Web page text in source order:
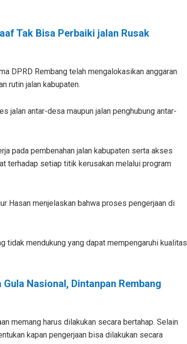
Tak Bisa Perbaiki jalan Rusak
DPRD Rembang telah mengalokasikan anggaran
rutin jalan kabupaten.
jalan antar-desa maupun jalan penghubung antar-
pada pembenahan jalan kabupaten serta akses
terhadap setiap titik kerusakan melalui program
Hasan menjelaskan bahwa proses pengerjaan di
tidak mendukung yang dapat mempengaruhi kualitas
Nasional, Dintanpan Rembang
memang harus dilakukan secara bertahap. Selain
kapan pengerjaan bisa dilakukan secara